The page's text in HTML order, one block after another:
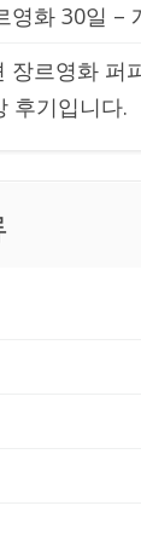
영화 30일 –
장르영화 퍼
후기입니다.